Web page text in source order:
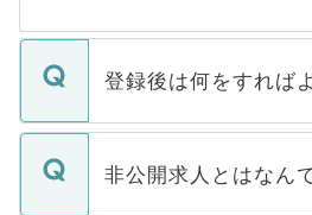
登録後は何をすれば
ご登録いただきました
登録内容を確認し、そ
非公開求人とはなん